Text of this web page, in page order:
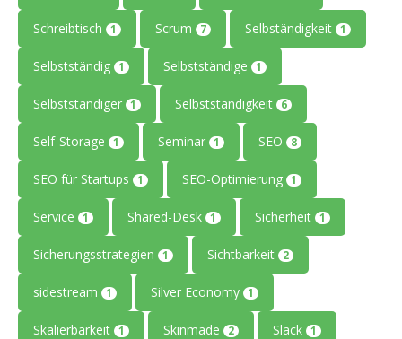
Schreibtisch 1 Scrum 7 Selbständigkeit 1
Selbstständig 1 Selbstständige 1
Selbstständiger 1 Selbstständigkeit 6
Self-Storage 1 Seminar 1 SEO 8
SEO für Startups 1 SEO-Optimierung 1
Service 1 Shared-Desk 1 Sicherheit 1
Sicherungsstrategien 1 Sichtbarkeit 2
sidestream 1 Silver Economy 1
Skalierbarkeit 1 Skinmade 2 Slack 1